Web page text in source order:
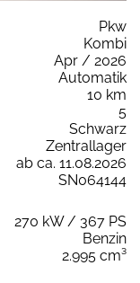
Pkw
Kombi
Apr / 2026
Automatik
10 km
5
Schwarz
Zentrallager
ab ca. 11.08.2026
SN064144
270 kW / 367 PS
Benzin
2.995 cm³